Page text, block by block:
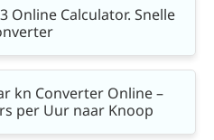
Online Calculator. Snelle
kn Converter Online –
per Uur naar Knoop